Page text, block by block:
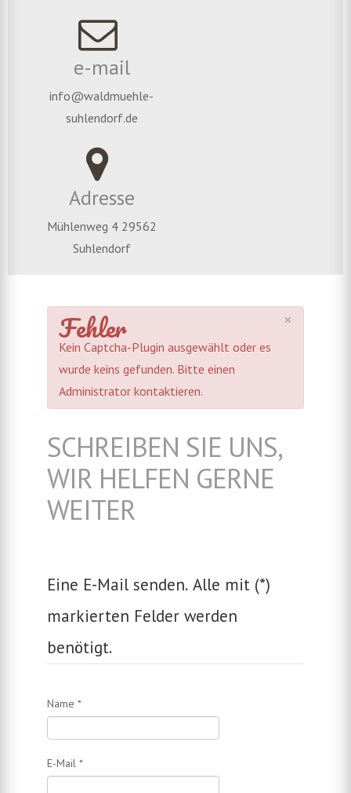
e-mail
info@waldmuehle-
suhlendorf.de
Adresse
Mühlenweg 4 29562
Suhlendorf
×
Fehler
Kein Captcha-Plugin ausgewählt oder es
wurde keins gefunden. Bitte einen
Administrator kontaktieren.
SCHREIBEN SIE UNS,
WIR HELFEN GERNE
WEITER
Eine E-Mail senden. Alle mit (*)
markierten Felder werden
benötigt.
Name *
E-Mail *